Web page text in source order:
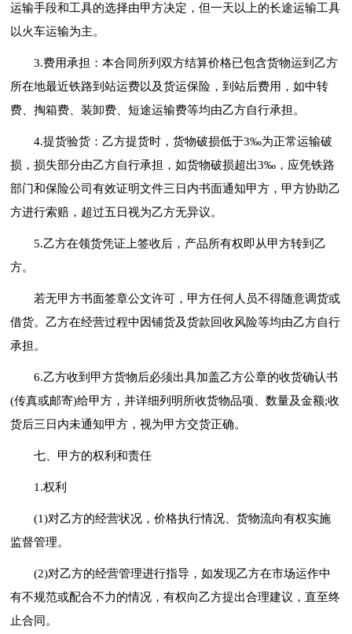
运输手段和工具的选择由甲方决定，但一天以上的长途运输工具
以火车运输为主。
3.费用承担：本合同所列双方结算价格已包含货物运到乙方
所在地最近铁路到站运费以及货运保险，到站后费用，如中转
费、掏箱费、装卸费、短途运输费等均由乙方自行承担。
4.提货验货：乙方提货时，货物破损低于3‰为正常运输破
损，损失部分由乙方自行承担，如货物破损超出3‰，应凭铁路
部门和保险公司有效证明文件三日内书面通知甲方，甲方协助乙
方进行索赔，超过五日视为乙方无异议。
5.乙方在领货凭证上签收后，产品所有权即从甲方转到乙
方。
若无甲方书面签章公文许可，甲方任何人员不得随意调货或
借货。乙方在经营过程中因铺货及货款回收风险等均由乙方自行
承担。
6.乙方收到甲方货物后必须出具加盖乙方公章的收货确认书
(传真或邮寄)给甲方，并详细列明所收货物品项、数量及金额;收
货后三日内未通知甲方，视为甲方交货正确。
七、甲方的权利和责任
1.权利
(1)对乙方的经营状况，价格执行情况、货物流向有权实施
监督管理。
(2)对乙方的经营管理进行指导，如发现乙方在市场运作中
有不规范或配合不力的情况，有权向乙方提出合理建议，直至终
止合同。